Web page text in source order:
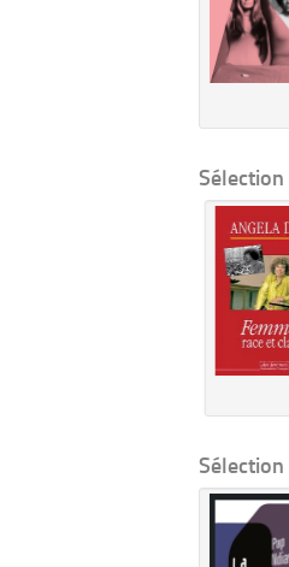
Sélection
Sélection